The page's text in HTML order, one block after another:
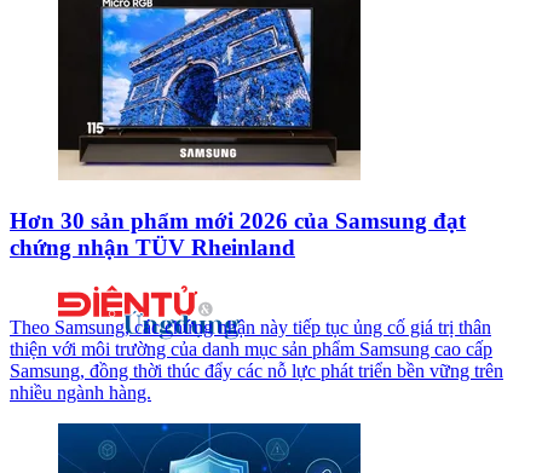
Hơn 30 sản phẩm mới 2026 của Samsung đạt
chứng nhận TÜV Rheinland
Theo Samsung, các chứng nhận này tiếp tục ủng cố giá trị thân
thiện với môi trường của danh mục sản phẩm Samsung cao cấp
Samsung, đồng thời thúc đẩy các nỗ lực phát triển bền vững trên
nhiều ngành hàng.